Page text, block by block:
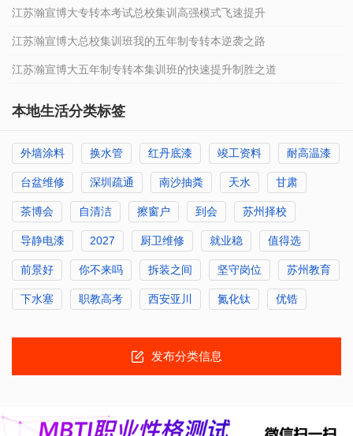
江苏瀚宣博大专转本考试总校集训高强模式飞速提升
江苏瀚宣博大总校集训班我的五年制专转本逆袭之路
江苏瀚宣博大五年制专转本集训班的快速提升制胜之道
本地生活分类标签
外墙涂料 换水管 红丹底漆 竣工资料 耐高温漆
台盆维修 深圳疏通 南沙抽粪 天水 甘肃
茶博会 自清洁 擦窗户 到会 苏州择校
导静电漆 2027 厨卫维修 就业稳 值得选
前景好 你不来吗 拆装之间 坚守岗位 苏州教育
下水塞 职教高考 西安亚川 氮化钛 优锆
发布分类信息